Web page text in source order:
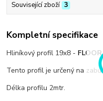
Související zboží 3
Kompletní specifikace
Hliníkový profil 19x8 - FLOOR
Tento profil je určený na
Délka profilu 2mtr.